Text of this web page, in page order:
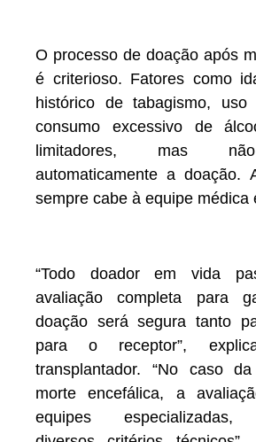
O processo de doação após
é criterioso. Fatores como
histórico de tabagismo,
consumo excessivo de
limitadores, mas
automaticamente a doação.
sempre cabe à equipe médica
“Todo doador em vida
avaliação completa para
doação será segura tanto
para o receptor”,
transplantador. “No caso
morte encefálica, a
equipes especializadas,